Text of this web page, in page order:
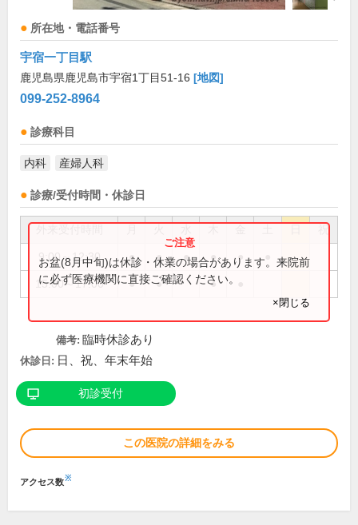
所在地・電話番号
宇宿一丁目駅
鹿児島県鹿児島市宇宿1丁目51-16 [地図]
099-252-8964
診療科目
内科 産婦人科
診療/受付時間・休診日
祝
9:00～12:30 ● ● ● ● ●
15:00～17:00 ● ● ●
お盆(8月中旬)は休診・休業の場合があります。来院前
に必ず医療機関に直接ご確認ください。
×閉じる
備考: 臨時休診あり
休診日: 日、祝、年末年始
初診受付
この医院の詳細をみる
アクセス数※